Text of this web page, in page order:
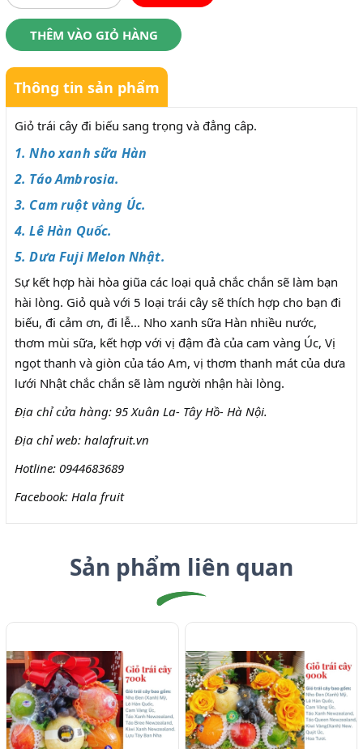
THÊM VÀO GIỎ HÀNG
Thông tin sản phẩm
Giỏ trái cây đi biếu sang trọng và đẳng câp.
1. Nho xanh sữa Hàn
2. Táo Ambrosia.
3. Cam ruột vàng Úc.
4. Lê Hàn Quốc.
5. Dưa Fuji Melon Nhật.
Sự kết hợp hài hòa giũa các loại quả chắc chắn sẽ làm bạn
hài lòng. Giỏ quà với 5 loại trái cây sẽ thích hợp cho bạn đi
biếu, đi cảm ơn, đi lễ... Nho xanh sữa Hàn nhiều nước,
thơm mùi sữa, kết hợp với vị đậm đà của cam vàng Úc, Vị
ngọt thanh và giòn của táo Am, vị thơm thanh mát của dưa
lưới Nhật chắc chắn sẽ làm người nhận hài lòng.
Địa chỉ cửa hàng: 95 Xuân La- Tây Hồ- Hà Nội.
Địa chỉ web: halafruit.vn
Hotline: 0944683689
Facebook: Hala fruit
Sản phẩm liên quan